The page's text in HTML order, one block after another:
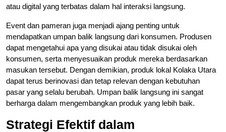
atau digital yang terbatas dalam hal interaksi langsung.
Event dan pameran juga menjadi ajang penting untuk
mendapatkan umpan balik langsung dari konsumen. Produsen
dapat mengetahui apa yang disukai atau tidak disukai oleh
konsumen, serta menyesuaikan produk mereka berdasarkan
masukan tersebut. Dengan demikian, produk lokal Kolaka Utara
dapat terus berinovasi dan tetap relevan dengan kebutuhan
pasar yang selalu berubah. Umpan balik langsung ini sangat
berharga dalam mengembangkan produk yang lebih baik.
Strategi Efektif dalam